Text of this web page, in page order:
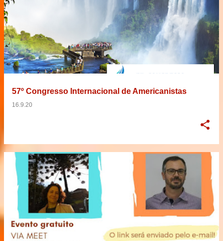
57º Congresso Internacional de Americanistas
16.9.20